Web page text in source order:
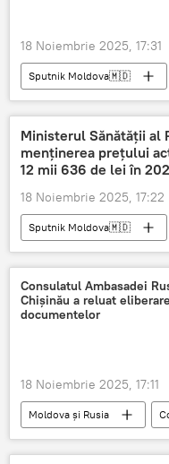
18 Noiembrie 2025, 17:31
Sputnik Moldova🇲🇩
Ministerul Sănătății al
menținerea prețului
12 mii 636 de lei în
18 Noiembrie 2025, 17:22
Sputnik Moldova🇲🇩
Consulatul Ambasadei
Chișinău a reluat
documentelor
18 Noiembrie 2025, 17:11
Moldova și Rusia
consulatul federației ruse